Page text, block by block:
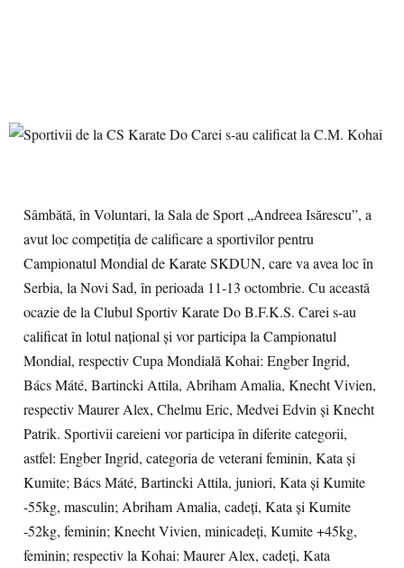
Sâmbătă, în Voluntari, la Sala de Sport „Andreea Isărescu”, a
avut loc competiția de calificare a sportivilor pentru
Campionatul Mondial de Karate SKDUN, care va avea loc în
Serbia, la Novi Sad, în perioada 11-13 octombrie. Cu această
ocazie de la Clubul Sportiv Karate Do B.F.K.S. Carei s-au
calificat în lotul național și vor participa la Campionatul
Mondial, respectiv Cupa Mondială Kohai: Engber Ingrid,
Bács Máté, Bartincki Attila, Abriham Amalia, Knecht Vivien,
respectiv Maurer Alex, Chelmu Eric, Medvei Edvin și Knecht
Patrik. Sportivii careieni vor participa în diferite categorii,
astfel: Engber Ingrid, categoria de veterani feminin, Kata și
Kumite; Bács Máté, Bartincki Attila, juniori, Kata și Kumite
-55kg, masculin; Abriham Amalia, cadeți, Kata și Kumite
-52kg, feminin; Knecht Vivien, minicadeți, Kumite +45kg,
feminin; respectiv la Kohai: Maurer Alex, cadeți, Kata